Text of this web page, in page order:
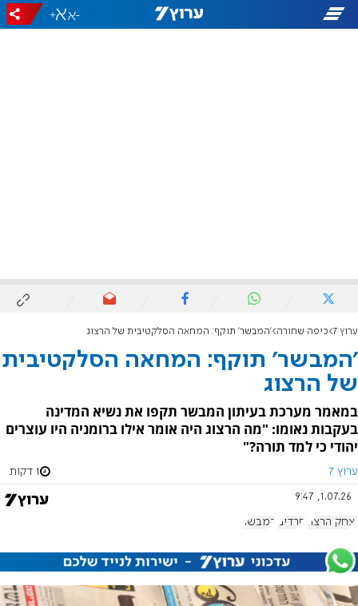
-
+
ערוץ 7 כיפה שחורה 'המבשר' תוקף: המחאה הסלקטיבית של הרצוג
'המבשר' תוקף: המחאה הסלקטיבית
של הרצוג
במאמר מערכת בעיתון המבשר תקפו את נשיא המדינה
בעקבות נאומו: "מה הרצוג היה אומר אילו ברומניה היו עוצרים
יהודי כי למד תורה?"
ערוץ 7 1 דקות
1.07.26, 9:47
יצחק הרצוג חרדים המבשר